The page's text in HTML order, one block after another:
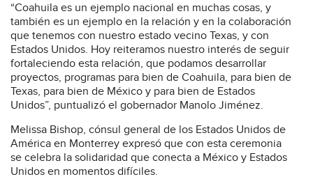
“Coahuila es un ejemplo nacional en muchas cosas, y
también es un ejemplo en la relación y en la colaboración
que tenemos con nuestro estado vecino Texas, y con
Estados Unidos. Hoy reiteramos nuestro interés de seguir
fortaleciendo esta relación, que podamos desarrollar
proyectos, programas para bien de Coahuila, para bien de
Texas, para bien de México y para bien de Estados
Unidos”, puntualizó el gobernador Manolo Jiménez.
Melissa Bishop, cónsul general de los Estados Unidos de
América en Monterrey expresó que con esta ceremonia
se celebra la solidaridad que conecta a México y Estados
Unidos en momentos difíciles.